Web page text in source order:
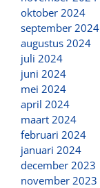
oktober 2024
september 2024
augustus 2024
juli 2024
juni 2024
mei 2024
april 2024
maart 2024
februari 2024
januari 2024
december 2023
november 2023